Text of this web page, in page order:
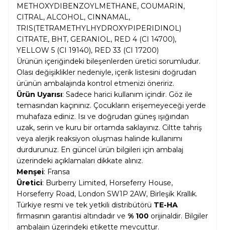
METHOXYDIBENZOYLMETHANE, COUMARIN,
CITRAL, ALCOHOL, CINNAMAL,
TRIS(TETRAMETHYLHYDROXYPIPERIDINOL)
CITRATE, BHT, GERANIOL, RED 4 (CI 14700),
YELLOW 5 (CI 19140), RED 33 (CI 17200)
Ürünün içeriğindeki bileşenlerden üretici sorumludur.
Olası değişiklikler nedeniyle, içerik listesini doğrudan
ürünün ambalajında kontrol etmenizi öneririz.
Ürün Uyarısı: Sadece harici kullanım içindir. Göz ile
temasından kaçınınız. Çocukların erişemeyeceği yerde
muhafaza ediniz. Isı ve doğrudan güneş ışığından
uzak, serin ve kuru bir ortamda saklayınız. Ciltte tahriş
veya alerjik reaksiyon oluşması halinde kullanımı
durdurunuz. En güncel ürün bilgileri için ambalaj
üzerindeki açıklamaları dikkate alınız.
Menşei: Fransa
Üretici: Burberry Limited, Horseferry House,
Horseferry Road, London SW1P 2AW, Birleşik Krallık.
Türkiye resmi ve tek yetkili distribütörü TE-HA
firmasının garantisi altındadır ve % 100 orijinaldir. Bilgiler
ambalajın üzerindeki etikette mevcuttur.